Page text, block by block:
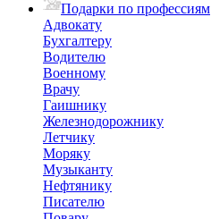
Подарки по профессиям
Адвокату
Бухгалтеру
Водителю
Военному
Врачу
Гаишнику
Железнодорожнику
Летчику
Моряку
Музыканту
Нефтянику
Писателю